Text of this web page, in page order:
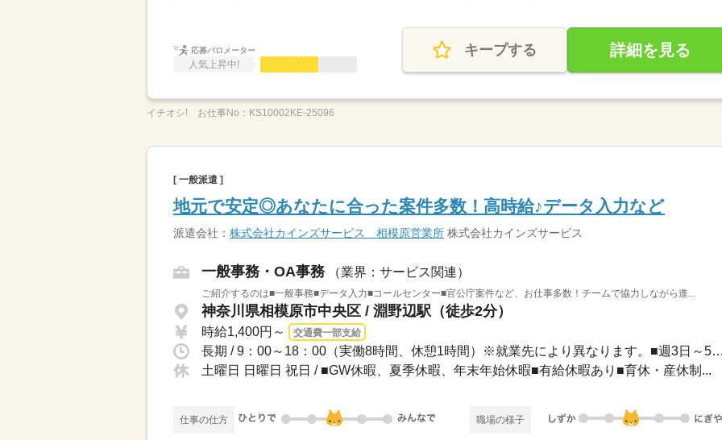
応募バロメーター
人気上昇中!
キープする 詳細を見る
イチオシ! お仕事No： KS10002KE-25096
[ 一般派遣 ]
地元で安定◎あなたに合った案件多数！高時給♪データ入力など
派遣会社： 株式会社カインズサービス 相模原営業所 株式会社カインズサービス
一般事務・OA事務 （業界：サービス関連）
ご紹介するのは■一般事務■データ入力■コールセンター■官公庁案件など、お仕事多数！チームで協力しながら進...
神奈川県相模原市中央区 / 淵野辺駅（徒歩2分）
時給1,400円～ 交通費一部支給
長期 / 9：00～18：00（実働8時間、休憩1時間）※就業先により異なります。■週3日～5日...
土曜日 日曜日 祝日 / ■GW休暇、夏季休暇、年末年始休暇■有給休暇あり■育休・産休制...
仕事の仕方 職場の様子